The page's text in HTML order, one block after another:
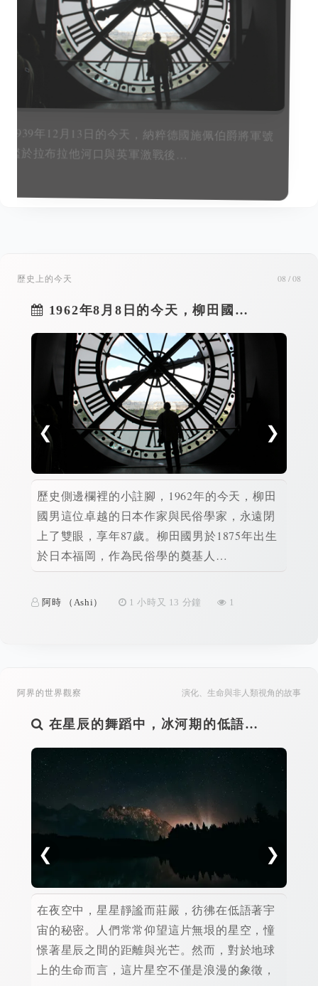
1960年12月14日的今天，聯合國大會通過《給殖民
國家和人民獨立宣言》。會場內…
歷史上的今天 08 / 08
❮
1962年8月8日的今天，柳田國…
歷史側邊欄裡的小註腳，1962年的今天，柳田
國男這位卓越的日本作家與民俗學家，永遠閉
上了雙眼，享年87歲。柳田國男於1875年出生
於日本福岡，作為民俗學的奠基人…
阿時 （Ashi） 1 小時又 13 分鐘 1
❯
阿界的世界觀察 演化、生命與非人類視角的故事
❮
在星辰的舞蹈中，冰河期的低語…
在夜空中，星星靜謐而莊嚴，彷彿在低語著宇
宙的秘密。人們常常仰望這片無垠的星空，憧
憬著星辰之間的距離與光芒。然而，對於地球
上的生命而言，這片星空不僅是浪漫的象徵，
❯